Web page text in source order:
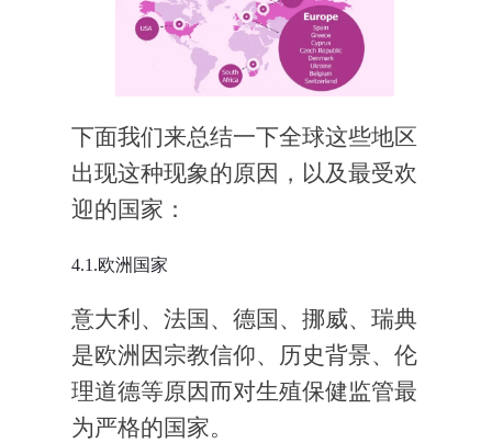
下面我们来总结一下全球这些地区
出现这种现象的原因，以及最受欢
迎的国家：
4.1.欧洲国家
意大利、法国、德国、挪威、瑞典
是欧洲因宗教信仰、历史背景、伦
理道德等原因而对生殖保健监管最
为严格的国家。